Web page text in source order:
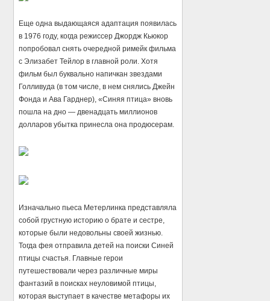
Еще одна выдающаяся адаптация появилась
в 1976 году, когда режиссер Джордж Кьюкор
попробовал снять очередной римейк фильма
с Элизабет Тейлор в главной роли. Хотя
фильм был буквально напичкан звездами
Голливуда (в том числе, в нем снялись Джейн
Фонда и Ава Гарднер), «Синяя птица» вновь
пошла на дно — двенадцать миллионов
долларов убытка принесла она продюсерам.
Изначально пьеса Метерлинка представляла
собой грустную историю о брате и сестре,
которые были недовольны своей жизнью.
Тогда фея отправила детей на поиски Синей
птицы счастья. Главные герои
путешествовали через различные миры
фантазий в поисках неуловимой птицы,
которая выступает в качестве метафоры их